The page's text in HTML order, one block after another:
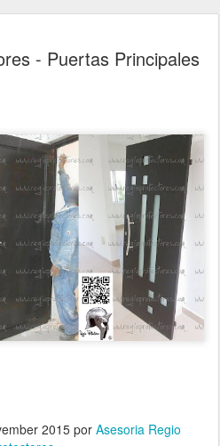
- Puertas Principales
2015 por Asesoria Regio